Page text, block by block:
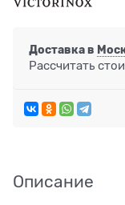
Доставка в
Рассчитать
Описание